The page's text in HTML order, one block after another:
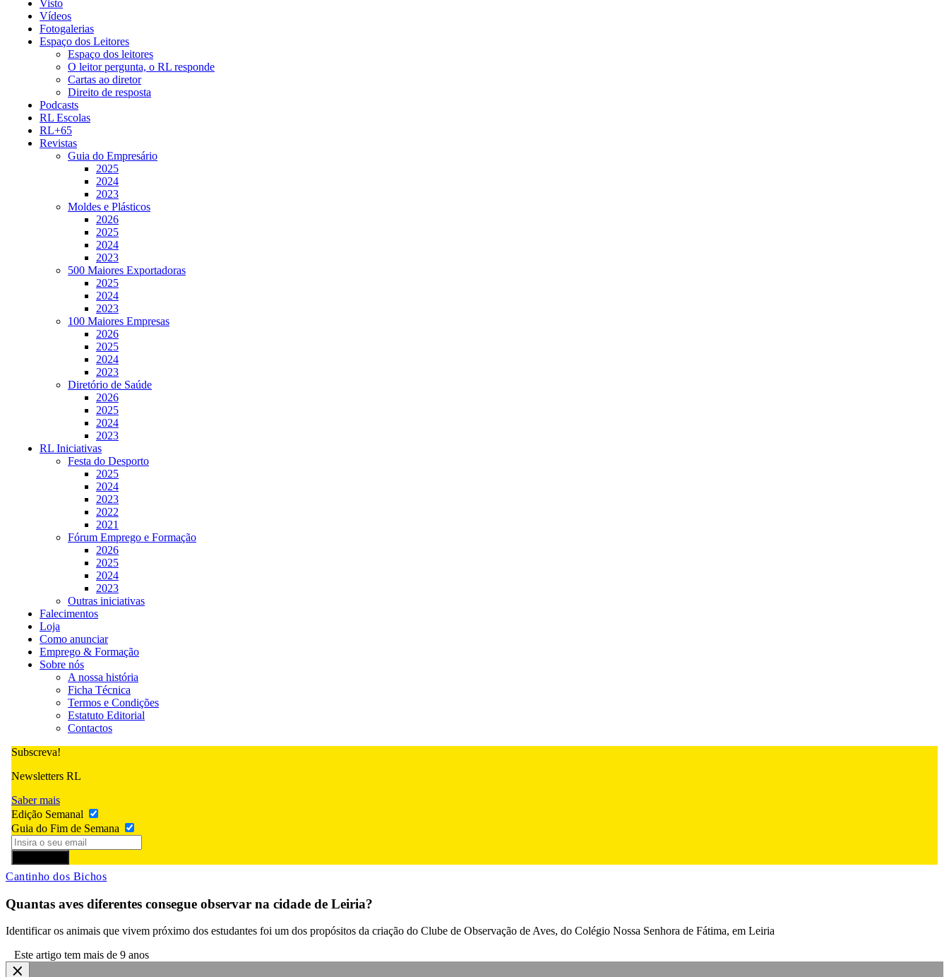
Visto
Vídeos
Fotogalerias
Espaço dos Leitores
Espaço dos leitores
O leitor pergunta, o RL responde
Cartas ao diretor
Direito de resposta
Podcasts
RL Escolas
RL+65
Revistas
Guia do Empresário
2025
2024
2023
Moldes e Plásticos
2026
2025
2024
2023
500 Maiores Exportadoras
2025
2024
2023
100 Maiores Empresas
2026
2025
2024
2023
Diretório de Saúde
2026
2025
2024
2023
RL Iniciativas
Festa do Desporto
2025
2024
2023
2022
2021
Fórum Emprego e Formação
2026
2025
2024
2023
Outras iniciativas
Falecimentos
Loja
Como anunciar
Emprego & Formação
Sobre nós
A nossa história
Ficha Técnica
Termos e Condições
Estatuto Editorial
Contactos
Subscreva!
Newsletters RL
Saber mais
Edição Semanal
Guia do Fim de Semana
Cantinho dos Bichos
Quantas aves diferentes consegue observar na cidade de Leiria?
Identificar os animais que vivem próximo dos estudantes foi um dos propósitos da criação do Clube de Observação de Aves, do Colégio Nossa Senhora de Fátima, em Leiria
Este artigo tem mais de 9 anos